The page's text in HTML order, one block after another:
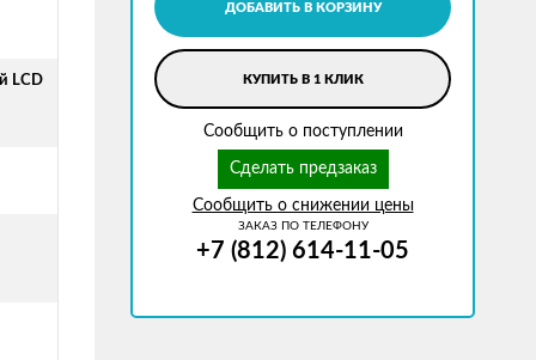
LCD
ДОБАВИТЬ В КОРЗИНУ
КУПИТЬ В 1 КЛИК
Сообщить о поступлении
Сделать предзаказ
Сообщить о снижении цены
ЗАКАЗ ПО ТЕЛЕФОНУ
+7 (812) 614-11-05